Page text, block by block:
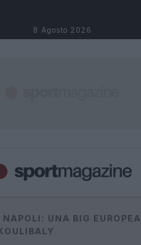
8 Agosto 2026
NAPOLI: UNA BIG EUROPEA